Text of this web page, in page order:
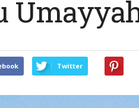
Twitter